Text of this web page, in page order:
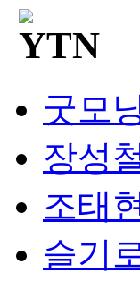
굿모
장성
조태
슬기